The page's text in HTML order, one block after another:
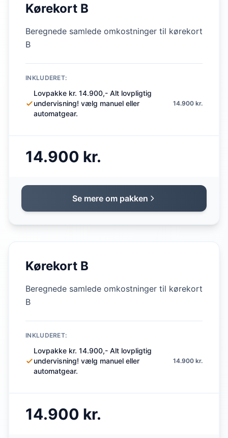
Kørekort B
Beregnede samlede omkostninger til kørekort
B
INKLUDERET:
Lovpakke kr. 14.900,- Alt lovpligtig
undervisning! vælg manuel eller
automatgear.
14.900 kr.
14.900 kr.
Se mere om pakken
Kørekort B
Beregnede samlede omkostninger til kørekort
B
INKLUDERET:
Lovpakke kr. 14.900,- Alt lovpligtig
undervisning! vælg manuel eller
automatgear.
14.900 kr.
14.900 kr.